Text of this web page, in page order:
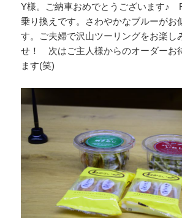
Y様。ご納車おめでとうございます♪
乗り換えです。さわやかなブルーがお
す。ご夫婦で沢山ツーリングをお楽し
せ！ 次はご主人様からのオーダーお
ます(笑)